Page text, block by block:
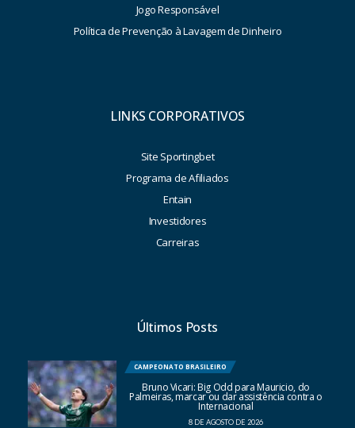
Jogo Responsável
Política de Prevenção à Lavagem de Dinheiro
LINKS CORPORATIVOS
Site Sportingbet
Programa de Afiliados
Entain
Investidores
Carreiras
Últimos Posts
CAMPEONATO BRASILEIRO
Bruno Vicari: Big Odd para Mauricio, do
Palmeiras, marcar ou dar assistência contra o
Internacional
8 DE AGOSTO DE 2026